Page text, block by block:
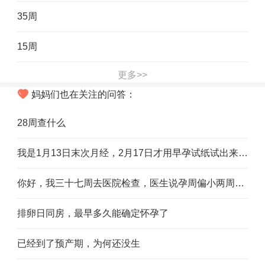
35周
15周
更多>>
妈妈们也在关注的问答：
28周查什么
我是1月13日末次月经，2月17日才用早孕试纸试出来，2月只有28天，想问下我这算多少天
你好，我三十七周去医院检查，医生说孕周偏小两周，是怎么回事，是宝宝偏小吗
排卵日同房，最早多久能确定怀孕了
已经到了预产期，为何还没生